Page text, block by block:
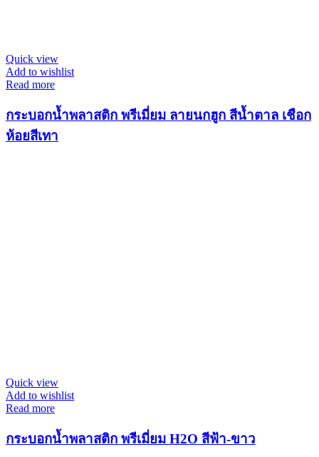
Quick view
Add to wishlist
Read more
กระบอกน้ำพลาสติก พรีเมี่ยม ลายนกฮูก สีน้ำตาล เชือก
ห้อยสีเทา
Quick view
Add to wishlist
Read more
กระบอกน้ำพลาสติก พรีเมี่ยม H2O สีฟ้า-ขาว